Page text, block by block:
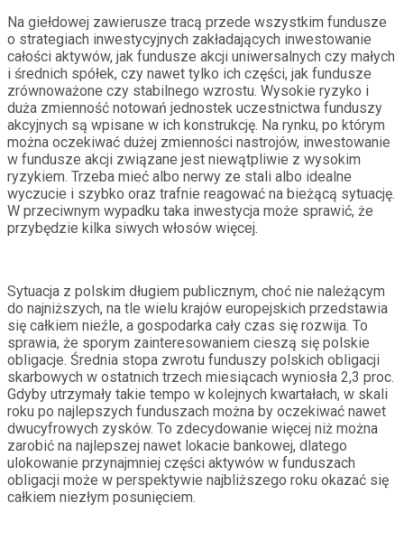
Na giełdowej zawierusze tracą przede wszystkim fundusze
o strategiach inwestycyjnych zakładających inwestowanie
całości aktywów, jak fundusze akcji uniwersalnych czy małych
i średnich spółek, czy nawet tylko ich części, jak fundusze
zrównoważone czy stabilnego wzrostu. Wysokie ryzyko i
duża zmienność notowań jednostek uczestnictwa funduszy
akcyjnych są wpisane w ich konstrukcję. Na rynku, po którym
można oczekiwać dużej zmienności nastrojów, inwestowanie
w fundusze akcji związane jest niewątpliwie z wysokim
ryzykiem. Trzeba mieć albo nerwy ze stali albo idealne
wyczucie i szybko oraz trafnie reagować na bieżącą sytuację.
W przeciwnym wypadku taka inwestycja może sprawić, że
przybędzie kilka siwych włosów więcej.
Sytuacja z polskim długiem publicznym, choć nie należącym
do najniższych, na tle wielu krajów europejskich przedstawia
się całkiem nieźle, a gospodarka cały czas się rozwija. To
sprawia, że sporym zainteresowaniem cieszą się polskie
obligacje. Średnia stopa zwrotu funduszy polskich obligacji
skarbowych w ostatnich trzech miesiącach wyniosła 2,3 proc.
Gdyby utrzymały takie tempo w kolejnych kwartałach, w skali
roku po najlepszych funduszach można by oczekiwać nawet
dwucyfrowych zysków. To zdecydowanie więcej niż można
zarobić na najlepszej nawet lokacie bankowej, dlatego
ulokowanie przynajmniej części aktywów w funduszach
obligacji może w perspektywie najbliższego roku okazać się
całkiem niezłym posunięciem.